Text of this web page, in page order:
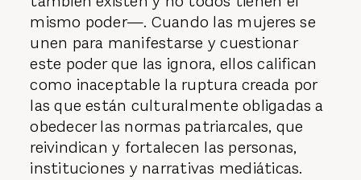
mismo poder—. Cuando las mujeres se
unen para manifestarse y cuestionar
este poder que las ignora, ellos califican
como inaceptable la ruptura creada por
las que están culturalmente obligadas a
obedecer las normas patriarcales, que
reivindican y fortalecen las personas,
instituciones y narrativas mediáticas.